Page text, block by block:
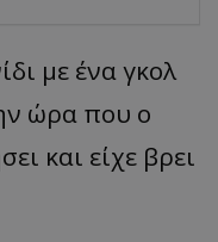
με ένα γκολ
ώρα που ο
και είχε βρει